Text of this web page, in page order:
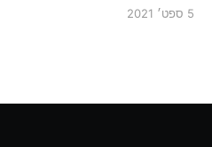
5 ספט׳ 2021